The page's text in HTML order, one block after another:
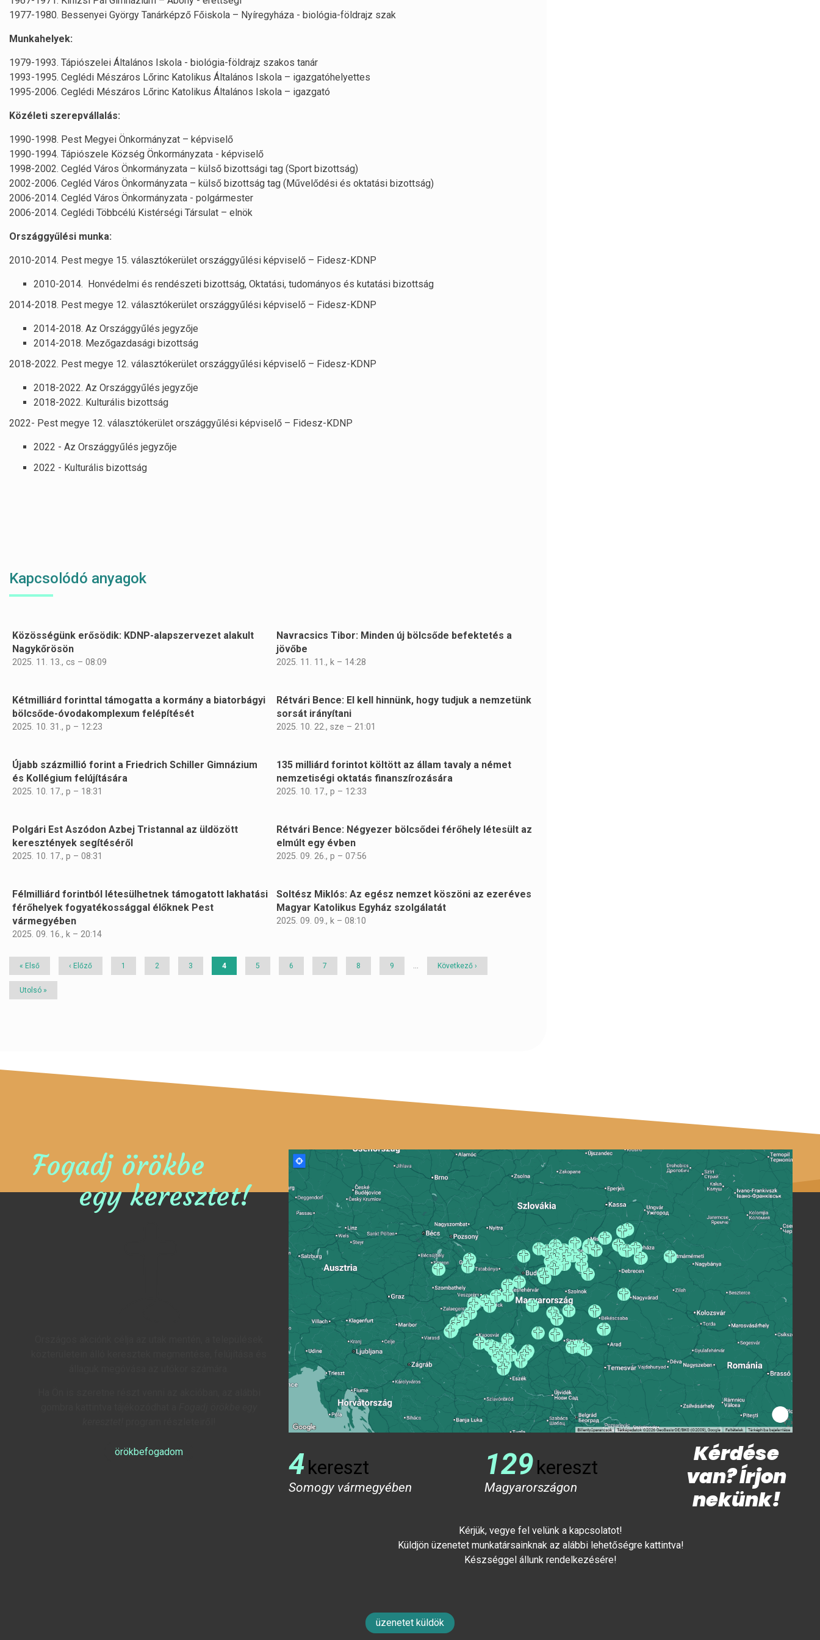
1977-1980. Bessenyei György Tanárképző Főiskola – Nyíregyháza - biológia-földrajz szak
Munkahelyek:
1979-1993. Tápiószelei Általános Iskola - biológia-földrajz szakos tanár
1993-1995. Ceglédi Mészáros Lőrinc Katolikus Általános Iskola – igazgatóhelyettes
1995-2006. Ceglédi Mészáros Lőrinc Katolikus Általános Iskola – igazgató
Közéleti szerepvállalás:
1990-1998. Pest Megyei Önkormányzat – képviselő
1990-1994. Tápiószele Község Önkormányzata - képviselő
1998-2002. Cegléd Város Önkormányzata – külső bizottsági tag (Sport bizottság)
2002-2006. Cegléd Város Önkormányzata – külső bizottság tag (Művelődési és oktatási bizottság)
2006-2014. Cegléd Város Önkormányzata - polgármester
2006-2014. Ceglédi Többcélú Kistérségi Társulat – elnök
Országgyűlési munka:
2010-2014. Pest megye 15. választókerület országgyűlési képviselő – Fidesz-KDNP
2010-2014. Honvédelmi és rendészeti bizottság, Oktatási, tudományos és kutatási bizottság
2014-2018. Pest megye 12. választókerület országgyűlési képviselő – Fidesz-KDNP
2014-2018. Az Országgyűlés jegyzője
2014-2018. Mezőgazdasági bizottság
2018-2022. Pest megye 12. választókerület országgyűlési képviselő – Fidesz-KDNP
2018-2022. Az Országgyűlés jegyzője
2018-2022. Kulturális bizottság
2022- Pest megye 12. választókerület országgyűlési képviselő – Fidesz-KDNP
2022 - Az Országgyűlés jegyzője
2022 - Kulturális bizottság
Kapcsolódó anyagok
Közösségünk erősödik: KDNP-alapszervezet alakult
Nagykőrösön
2025. 11. 13., cs – 08:09
Navracsics Tibor: Minden új bölcsőde befektetés a
jövőbe
2025. 11. 11., k – 14:28
Kétmilliárd forinttal támogatta a kormány a biatorbágyi
bölcsőde-óvodakomplexum felépítését
2025. 10. 31., p – 12:23
Rétvári Bence: El kell hinnünk, hogy tudjuk a nemzetünk
sorsát irányítani
2025. 10. 22., sze – 21:01
Újabb százmillió forint a Friedrich Schiller Gimnázium
és Kollégium felújítására
2025. 10. 17., p – 18:31
135 milliárd forintot költött az állam tavaly a német
nemzetiségi oktatás finanszírozására
2025. 10. 17., p – 12:33
Polgári Est Aszódon Azbej Tristannal az üldözött
keresztények segítéséről
2025. 10. 17., p – 08:31
Rétvári Bence: Négyezer bölcsődei férőhely létesült az
elmúlt egy évben
2025. 09. 26., p – 07:56
Félmilliárd forintból létesülhetnek támogatott lakhatási
férőhelyek fogyatékossággal élőknek Pest
vármegyében
2025. 09. 16., k – 20:14
Soltész Miklós: Az egész nemzet köszöni az ezeréves
Magyar Katolikus Egyház szolgálatát
2025. 09. 09., k – 08:10
Oldalszámozás
Első
« Első
Előző
‹ Előző Page
1 Page
2 Page
3
Jelenlegi
4 Page
5 Page
6 Page
7 Page
8 Page
9
Következő
Következő ›
Utolsó
Utolsó »
Fogadj örökbe
egy keresztet!
örökbefogadom 4kereszt
Somogy vármegyében
129kereszt
Magyarországon
Kérdése
van? Írjon
nekünk!
Kérjük, vegye fel velünk a kapcsolatot!
Küldjön üzenetet munkatársainknak az alábbi lehetőségre kattintva!
Készséggel állunk rendelkezésére!
üzenetet küldök